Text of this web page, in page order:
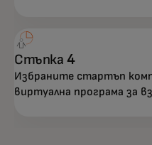
Стъпка 4
Избраните стартъп
виртуална програма за